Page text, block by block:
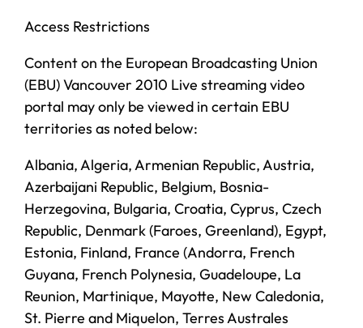
Access Restrictions
Content on the European Broadcasting Union
(EBU) Vancouver 2010 Live streaming video
portal may only be viewed in certain EBU
territories as noted below:
Albania, Algeria, Armenian Republic, Austria,
Azerbaijani Republic, Belgium, Bosnia-
Herzegovina, Bulgaria, Croatia, Cyprus, Czech
Republic, Denmark (Faroes, Greenland), Egypt,
Estonia, Finland, France (Andorra, French
Guyana, French Polynesia, Guadeloupe, La
Reunion, Martinique, Mayotte, New Caledonia,
St. Pierre and Miquelon, Terres Australes